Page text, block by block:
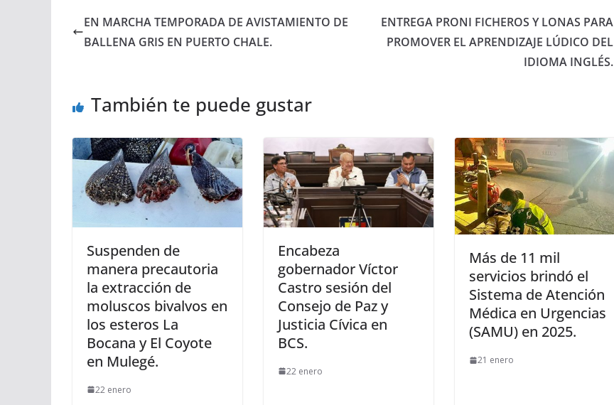
EN MARCHA TEMPORADA DE AVISTAMIENTO DE
BALLENA GRIS EN PUERTO CHALE.
ENTREGA PRONI FICHEROS Y LONAS PARA
PROMOVER EL APRENDIZAJE LÚDICO DEL
IDIOMA INGLÉS.
También te puede gustar
Suspenden de
manera precautoria
la extracción de
moluscos bivalvos en
los esteros La
Bocana y El Coyote
en Mulegé.
22 enero
Encabeza
gobernador Víctor
Castro sesión del
Consejo de Paz y
Justicia Cívica en
BCS.
22 enero
Más de 11 mil
servicios brindó el
Sistema de Atención
Médica en Urgencias
(SAMU) en 2025.
21 enero